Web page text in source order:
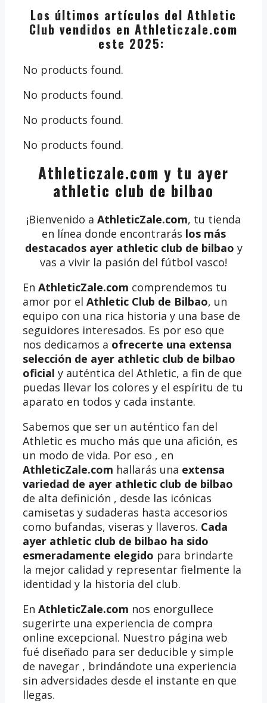
Los últimos artículos del Athletic
Club vendidos en Athleticzale.com
este 2025:
No products found.
No products found.
No products found.
No products found.
Athleticzale.com y tu ayer
athletic club de bilbao
¡Bienvenido a AthleticZale.com, tu tienda
en línea donde encontrarás los más
destacados ayer athletic club de bilbao y
vas a vivir la pasión del fútbol vasco!
En AthleticZale.com comprendemos tu
amor por el Athletic Club de Bilbao, un
equipo con una rica historia y una base de
seguidores interesados. Es por eso que
nos dedicamos a ofrecerte una extensa
selección de ayer athletic club de bilbao
oficial y auténtica del Athletic, a fin de que
puedas llevar los colores y el espíritu de tu
aparato en todos y cada instante.
Sabemos que ser un auténtico fan del
Athletic es mucho más que una afición, es
un modo de vida. Por eso , en
AthleticZale.com hallarás una extensa
variedad de ayer athletic club de bilbao
de alta definición , desde las icónicas
camisetas y sudaderas hasta accesorios
como bufandas, viseras y llaveros. Cada
ayer athletic club de bilbao ha sido
esmeradamente elegido para brindarte
la mejor calidad y representar fielmente la
identidad y la historia del club.
En AthleticZale.com nos enorgullece
sugerirte una experiencia de compra
online excepcional. Nuestro página web
fué diseñado para ser deducible y simple
de navegar , brindándote una experiencia
sin adversidades desde el instante en que
llegas.